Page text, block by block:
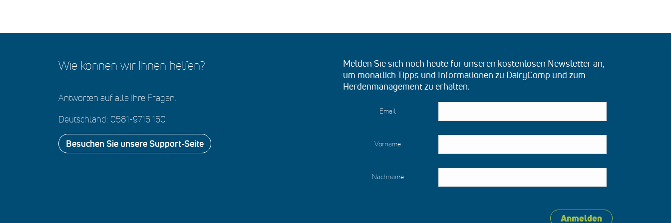
Wie können wir Ihnen helfen?
Antworten auf alle Ihre Fragen.
Deutschland: 0581-9715 150
Besuchen Sie unsere Support-Seite
Melden Sie sich noch heute für unseren kostenlosen Newsletter an,
um monatlich Tipps und Informationen zu DairyComp und zum
Herdenmanagement zu erhalten.
Email
Vorname
Nachname
Anmelden